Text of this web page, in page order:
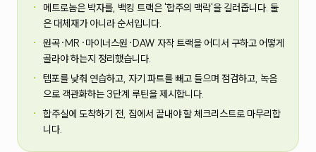
메트로놈은 박자를, 백킹 트랙은 '합주의 맥락'을 길러줍니다. 둘
은 대체재가 아니라 순서입니다.
원곡·MR·마이너스원·DAW 자작 트랙을 어디서 구하고 어떻게
골라야 하는지 정리했습니다.
템포를 낮춰 연습하고, 자기 파트를 빼고 들으며 점검하고, 녹음
으로 객관화하는 3단계 루틴을 제시합니다.
합주실에 도착하기 전, 집에서 끝내야 할 체크리스트로 마무리합
니다.